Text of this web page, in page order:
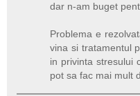
dar n-am buget
Problema e
vina si tratamentul
in privinta stresului
pot sa fac mai mult